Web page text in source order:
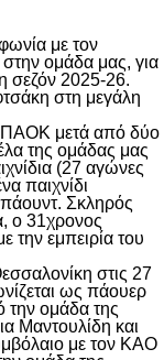
με τον
ομάδα μας, για
σεζόν 2025-26.
στη μεγάλη
ΠΑΟΚ μετά από δύο
της ομάδας μας
(27 αγώνες
παιχνίδι
Σκληρός
ο 31χρονος
την εμπειρία του
στις 27
ως πάουερ
την ομάδα της
Μαντουλίδη και
με τον ΚΑΟ